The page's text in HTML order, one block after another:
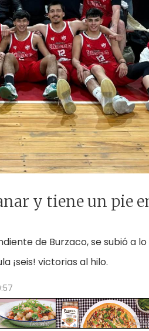
y tiene un pie
de Burzaco, se subió a
¡seis! victorias al hilo.